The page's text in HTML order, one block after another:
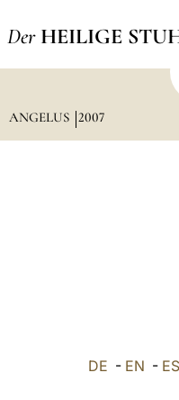
Der HEILIGE
ANGELUS 2007
DE - EN - ES